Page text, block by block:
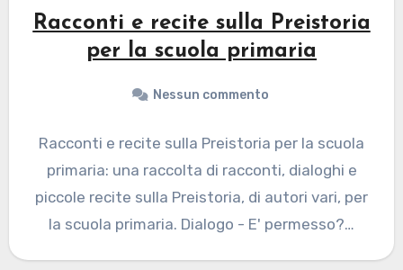
Racconti e recite sulla Preistoria
per la scuola primaria
Nessun commento
Racconti e recite sulla Preistoria per la scuola
primaria: una raccolta di racconti, dialoghi e
piccole recite sulla Preistoria, di autori vari, per
la scuola primaria. Dialogo - E' permesso?…